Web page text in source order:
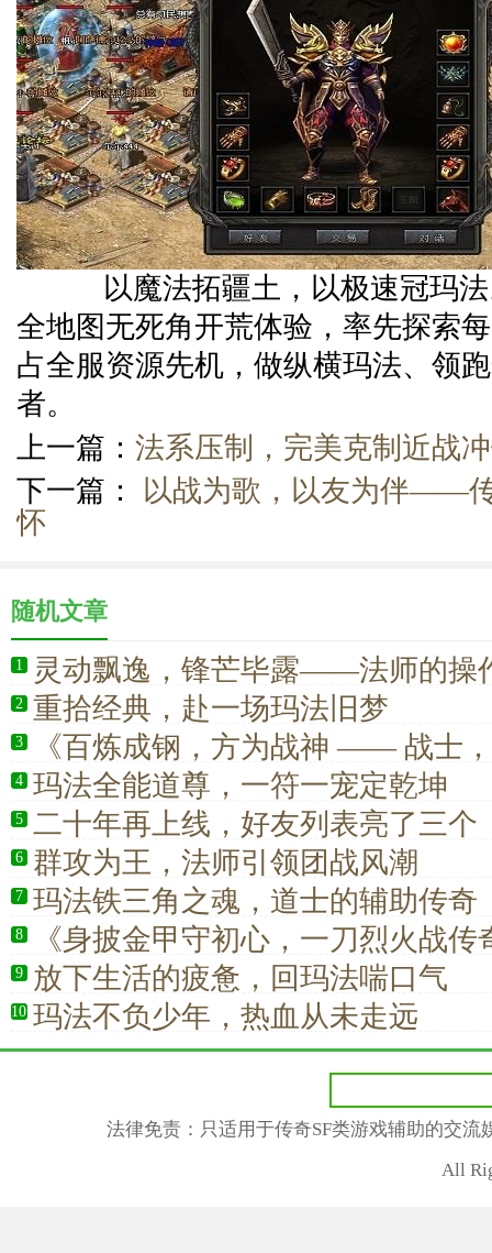
以魔法拓疆土，以极速冠玛法
全地图无死角开荒体验，率先探索
占全服资源先机，做纵横玛法、领
者。
上一篇： 法系压制，完美克制近战
下一篇：
以战为歌，以友为伴——
怀
随机文章
1
灵动飘逸，锋芒毕露——法师的操
血信仰
2 重拾经典，赴一场玛法旧梦
3
《百炼成钢，方为战神 —— 战士
传奇荣耀》
4 玛法全能道尊，一符一宠定乾坤
5 二十年再上线，好友列表亮了三个
6 群攻为王，法师引领团战风潮
7 玛法铁三角之魂，道士的辅助传奇
8 《身披金甲守初心，一刀烈火战传
9 放下生活的疲惫，回玛法喘口气
10 玛法不负少年，热血从未走远
法律免责：只适用于传奇SF类游戏辅助的交
All